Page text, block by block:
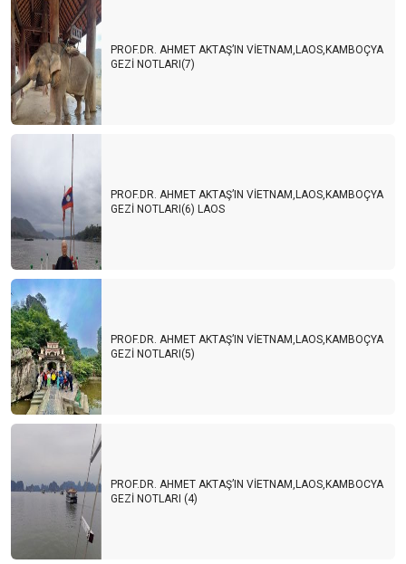
PROF.DR. AHMET AKTAŞ’IN VİETNAM,LAOS,KAMBOÇYA
GEZİ NOTLARI(7)
PROF.DR. AHMET AKTAŞ’IN VİETNAM,LAOS,KAMBOÇYA
GEZİ NOTLARI(6) LAOS
PROF.DR. AHMET AKTAŞ’IN VİETNAM,LAOS,KAMBOÇYA
GEZİ NOTLARI(5)
PROF.DR. AHMET AKTAŞ’IN VİETNAM,LAOS,KAMBOCYA
GEZİ NOTLARI (4)